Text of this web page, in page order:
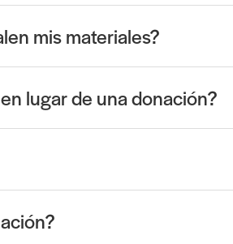
mis materiales?
lugar de una donación?